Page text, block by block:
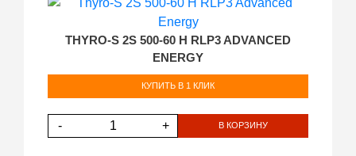
THYRO-S 2S 500-60 H RLP3 ADVANCED
ENERGY
КУПИТЬ В 1 КЛИК
- + В КОРЗИНУ